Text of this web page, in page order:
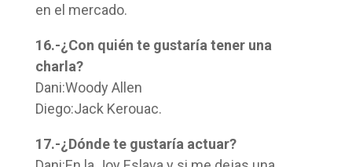
en el mercado.
16.-¿Con quién te gustaría tener una
charla?
Dani:Woody Allen
Diego:Jack Kerouac.
17.-¿Dónde te gustaría actuar?